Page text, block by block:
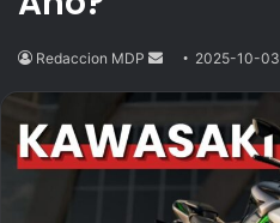
Redaccion MDP
Send2025-10-03